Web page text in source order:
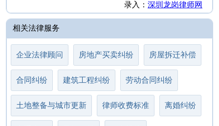
录入： 深圳龙岗律师网
相关法律服务
企业法律顾问 房地产买卖纠纷 房屋拆迁补偿
合同纠纷 建筑工程纠纷 劳动合同纠纷
土地整备与城市更新 律师收费标准 离婚纠纷